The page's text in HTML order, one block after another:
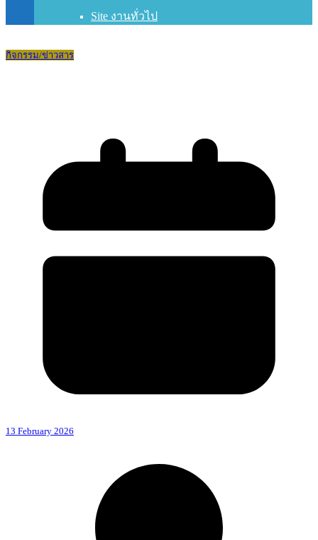
Site งานทั่วไป
กิจกรรม/ข่าวสาร
13 February 2026